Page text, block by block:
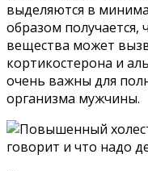
выделяются в
образом
вещества может
кортикостерона и
очень важны для
организма мужчины.